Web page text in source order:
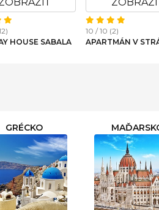
HOUSE SABALA
10 / 10 (2)
APARTMÁN V
GRÉCKO